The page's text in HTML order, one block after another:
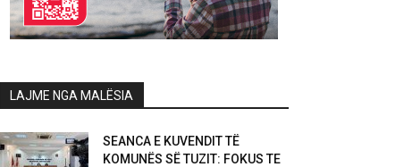
LAJME NGA MALËSIA
SEANCA E KUVENDIT TË
KOMUNËS SË TUZIT: FOKUS TE